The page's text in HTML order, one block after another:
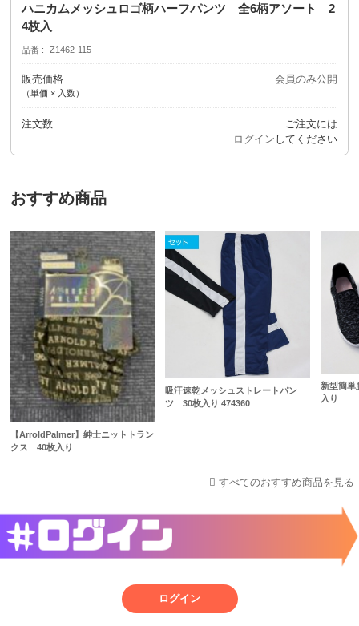
ハニカムメッシュロゴ柄ハーフパンツ 全6柄アソート 2
4枚入
品番 Z1462-115
販売価格
（単価 × 入数）
会員のみ公開
注文数
ご注文には
ログイン してください
おすすめ商品
【ArroldPalmer】紳士ニットトラン
クス 40枚入り
吸汗速乾メッシュストレートパン
ツ 30枚入り 474360
新型簡
入り
すべてのおすすめ商品を見る
ログイン